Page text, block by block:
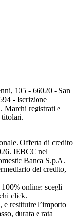
105 - 66020 - San
- Iscrizione
Marchi registrati e
titolari.
Offerta di credito
IEBCC nel
Banca S.p.A.
del credito,
online: scegli
click.
e restituire l’importo
durata e rata